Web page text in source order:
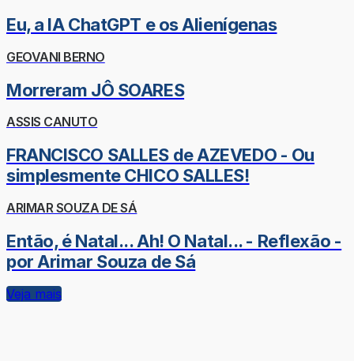
Eu, a IA ChatGPT e os Alienígenas
GEOVANI BERNO
Morreram JÔ SOARES
ASSIS CANUTO
FRANCISCO SALLES de AZEVEDO - Ou
simplesmente CHICO SALLES!
ARIMAR SOUZA DE SÁ
Então, é Natal... Ah! O Natal... - Reflexão -
por Arimar Souza de Sá
Veja mais